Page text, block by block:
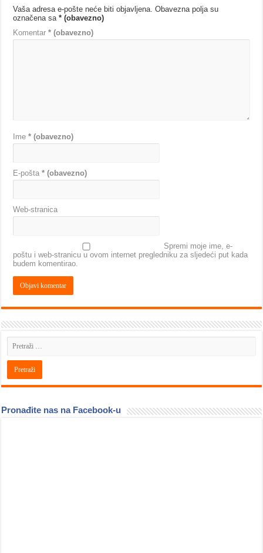
Vaša adresa e-pošte neće biti objavljena. Obavezna polja su
označena sa* (obavezno)
Komentar* (obavezno)
Ime* (obavezno)
E-pošta* (obavezno)
Web-stranica
Spremi moje ime, e-
poštu i web-stranicu u ovom internet pregledniku za sljedeći put kada
budem komentirao.
Pronađite nas na Facebook-u